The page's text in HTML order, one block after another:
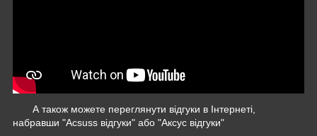
А також можете переглянути відгуки в Інтернеті,
набравши "Acsuss відгуки" або "Аксус відгуки"